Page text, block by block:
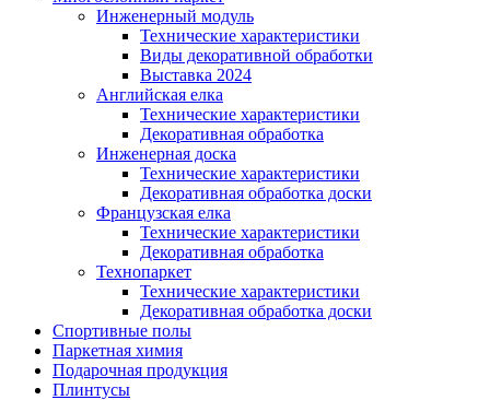
Инженерный модуль
Технические характеристики
Виды декоративной обработки
Выставка 2024
Английская елка
Технические характеристики
Декоративная обработка
Инженерная доска
Технические характеристики
Декоративная обработка доски
Французская елка
Технические характеристики
Декоративная обработка
Технопаркет
Технические характеристики
Декоративная обработка доски
Спортивные полы
Паркетная химия
Подарочная продукция
Плинтусы